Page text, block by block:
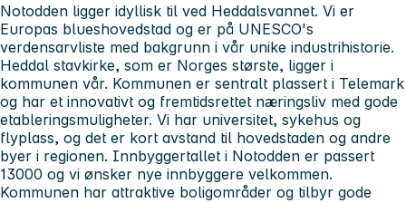
Notodden ligger idyllisk til ved Heddalsvannet. Vi er
Europas blueshovedstad og er på UNESCO's
verdensarvliste med bakgrunn i vår unike industrihistorie.
Heddal stavkirke, som er Norges største, ligger i
kommunen vår. Kommunen er sentralt plassert i Telemark
og har et innovativt og fremtidsrettet næringsliv med gode
etableringsmuligheter. Vi har universitet, sykehus og
flyplass, og det er kort avstand til hovedstaden og andre
byer i regionen. Innbyggertallet i Notodden er passert
13000 og vi ønsker nye innbyggere velkommen.
Kommunen har attraktive boligområder og tilbyr gode